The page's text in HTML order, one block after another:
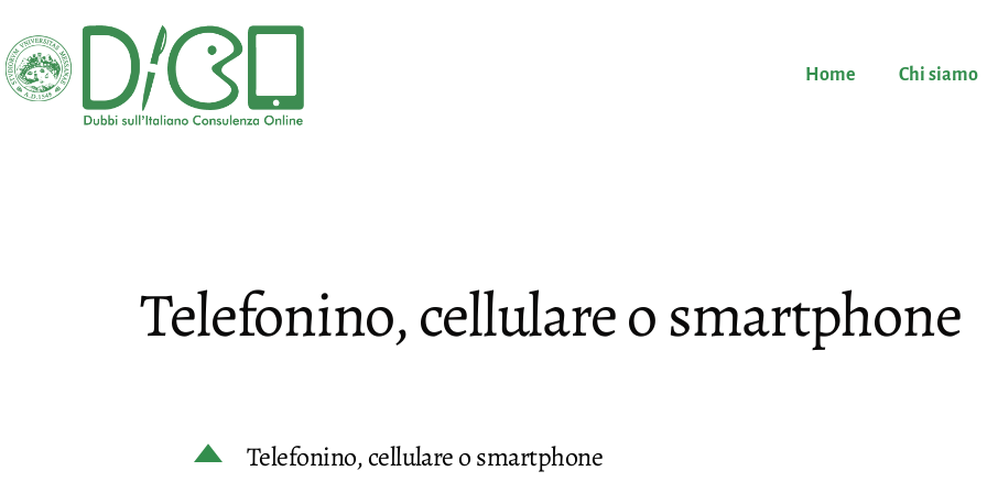
al
contenuto
Home Chi siamo
Telefonino, cellulare o smartphone
D Telefonino, cellulare o smartphone